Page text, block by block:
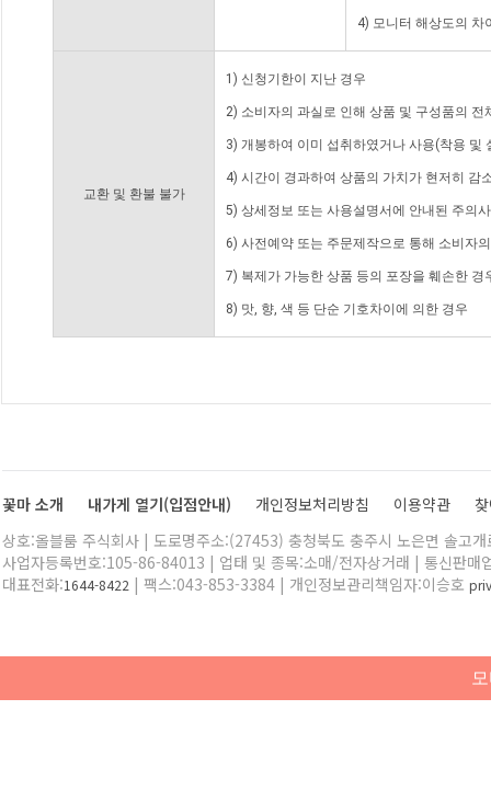
4) 모니터 해상도의 차
교환 및 환불 불가
1) 신청기한이 지난 경우
2) 소비자의 과실로 인해 상품 및 구성품의
3) 개봉하여 이미 섭취하였거나 사용(착용 및
4) 시간이 경과하여 상품의 가치가 현저히 감
5) 상세정보 또는 사용설명서에 안내된 주의
6) 사전예약 또는 주문제작으로 통해 소비자
7) 복제가 가능한 상품 등의 포장을 훼손한 경
8) 맛, 향, 색 등 단순 기호차이에 의한 경우
꽃마 소개 내가게 열기(입점안내) 개인정보처리방침 이용약관
상호:올블룸 주식회사 | 도로명주소:(27453) 충청북도 충주시 노은면 솔고
사업자등록번호:105-86-84013 | 업태 및 종목:소매/전자상거래 | 통신판매
대표전화:1644-8422 | 팩스:043-853-3384 | 개인정보관리책임자:이승호